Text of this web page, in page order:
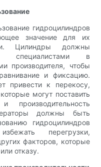
гидроцилиндров
значение для их
Цилиндры должны
специалистами в
производителя, чтобы
и фиксацию.
привести к перекосу,
могут поставить
производительность
должны быть
гидроцилиндров
перегрузки,
факторов, которые
отказу.